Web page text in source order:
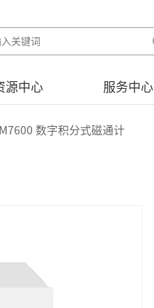
源中心 服务中心
数字积分式磁通计